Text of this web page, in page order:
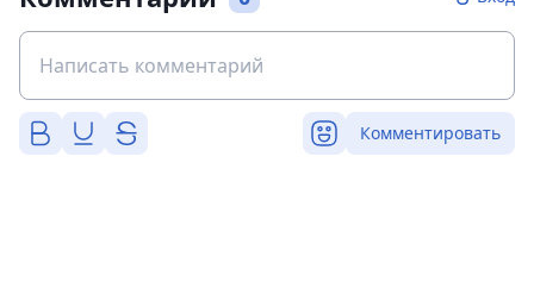
Комментировать